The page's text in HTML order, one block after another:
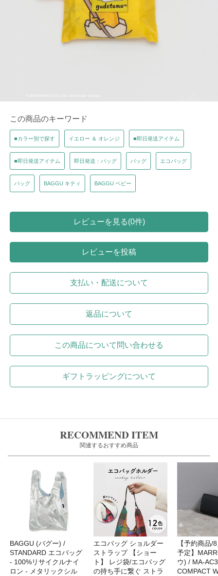
この商品のキーワード
■カラー別で探す イエロー ＆ オレンジ ■即日発送アイテム
■即日発送アイテム 即日発送：バッグ バッグ エコバッグ
バッグ BAGGU キティ BAGGU ベビー
レビューを見る(0件)
レビューを投稿
支払い・配送について
返品について
この商品について問い合わせる
ギフトラッピングについて
RECOMMEND ITEM
関連するおすすめ商品
BAGGU (バグー) /
STANDARD エコバッグ
- 100%リサイクルナイ
ロン - メタリックシル
エコバッグ ショルダー
ストラップ 【ショー
ト】 レジ袋/エコバッグ
の持ち手に繋ぐ ストラ
【予約商品/
予定】
ウ) / MA-
COMPACT